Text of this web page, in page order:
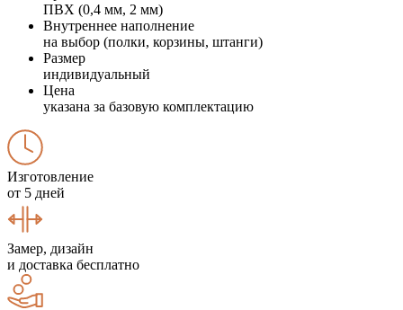
ПВХ (0,4 мм, 2 мм)
Внутреннее наполнение
на выбор (полки, корзины, штанги)
Размер
индивидуальный
Цена
указана за базовую комплектацию
Изготовление
от 5 дней
Замер, дизайн
и доставка бесплатно